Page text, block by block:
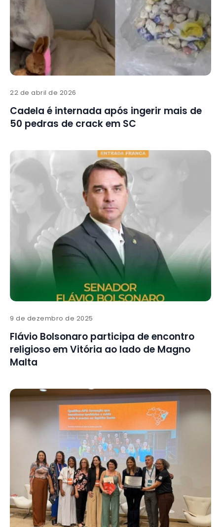
22 de abril de 2026
Cadela é internada após ingerir mais de
50 pedras de crack em SC
9 de dezembro de 2025
Flávio Bolsonaro participa de encontro
religioso em Vitória ao lado de Magno
Malta